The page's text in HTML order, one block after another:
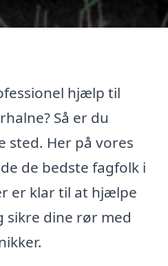
hjælp til
Så er du
sted. Her på vores
de bedste fagfolk i
er klar til at hjælpe
sikre dine rør med